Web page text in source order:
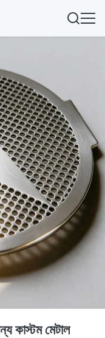
কাস্টম মেটাল